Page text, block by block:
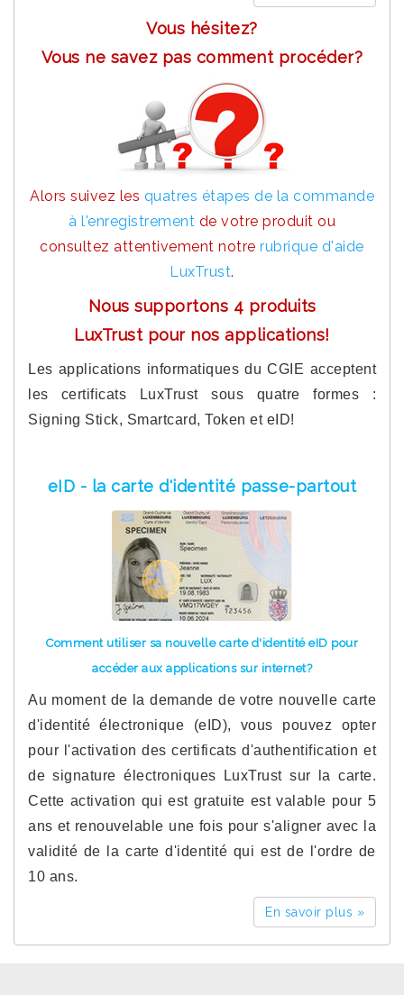
Vous hésitez?
Vous ne savez pas comment procéder?
Alors suivez les quatres étapes de la commande
à l'enregistrement de votre produit ou
consultez attentivement notrerubrique d'aide
LuxTrust.
Nous supportons 4 produits
LuxTrust pour nos applications!
Les applications informatiques du CGIE acceptent
les certificats LuxTrust sous quatre formes :
Signing Stick, Smartcard, Token et eID!
eID - la carte d'identité passe-partout
Comment utiliser sa nouvelle carte d'identité eID pour
accéder aux applications sur internet?
Au moment de la demande de votre nouvelle carte
d'identité électronique (eID), vous pouvez opter
pour l'activation des certificats d'authentification et
de signature électroniques LuxTrust sur la carte.
Cette activation qui est gratuite est valable pour 5
ans et renouvelable une fois pour s'aligner avec la
validité de la carte d'identité qui est de l'ordre de
10 ans.
En savoir plus »